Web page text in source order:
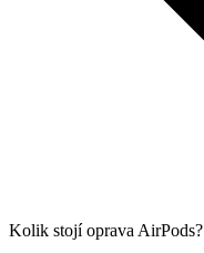
Kolik stojí oprava AirPods?